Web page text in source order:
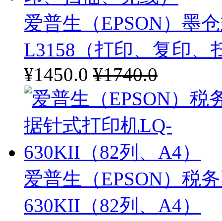
蓝硕星
道顿
奔图
富士施乐
联想（ThinkCentre）
富士通
明基
爱普生（EPSON）墨
L3158（打印、复印、
¥1450.0 ¥1740.0
爱普生（EPSON）税
630KII（82列、A4）